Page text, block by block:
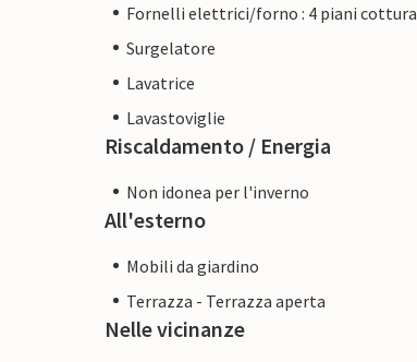
Fornelli elettrici/forno : 4 piani cottura
Surgelatore
Lavatrice
Lavastoviglie
Riscaldamento / Energia
Non idonea per l'inverno
All'esterno
Mobili da giardino
Terrazza - Terrazza aperta
Nelle vicinanze